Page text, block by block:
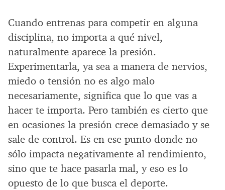
Cuando entrenas para competir en alguna
disciplina, no importa a qué nivel,
naturalmente aparece la presión.
Experimentarla, ya sea a manera de nervios,
miedo o tensión no es algo malo
necesariamente, significa que lo que vas a
hacer te importa. Pero también es cierto que
en ocasiones la presión crece demasiado y se
sale de control. Es en ese punto donde no
sólo impacta negativamente al rendimiento,
sino que te hace pasarla mal, y eso es lo
opuesto de lo que busca el deporte.